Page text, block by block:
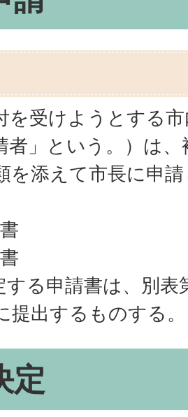
を受けようとする
者」という。）は
を添えて市長に申
する申請書は、別表
提出するものする。
定